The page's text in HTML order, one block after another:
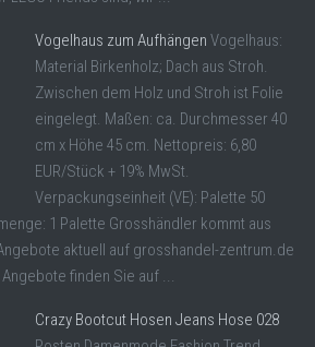
Vogelhaus zum Aufhängen Vogelhaus:
Material Birkenholz; Dach aus Stroh.
Zwischen dem Holz und Stroh ist Folie
eingelegt. Maßen: ca. Durchmesser 40
cm x Höhe 45 cm. Nettopreis: 6,80
EUR/Stück + 19% MwSt.
Verpackungseinheit (VE): Palette 50
1 Palette Grosshändler kommt aus
aktuell auf grosshandel-zentrum.de
finden Sie auf ...
Crazy Bootcut Hosen Jeans Hose 028